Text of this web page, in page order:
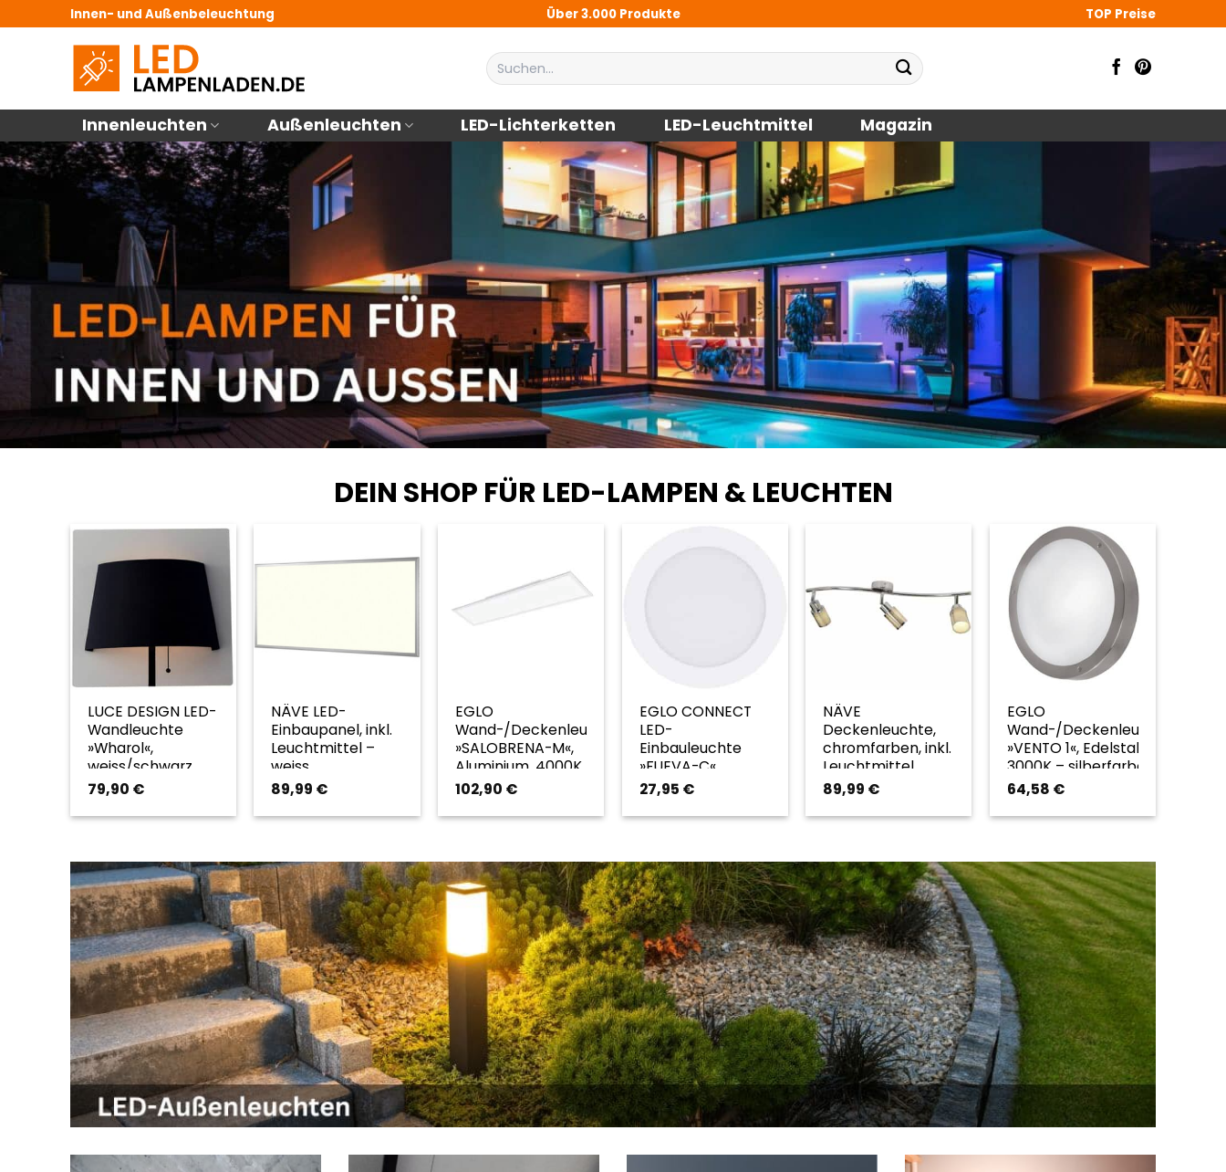
Innen- und Außenbeleuchtung Über 3.000 Produkte TOP Preise
Suchen
nach:
Innenleuchten Außenleuchten LED-Lichterketten LED-Leuchtmittel Magazin
DEIN SHOP FÜR LED-LAMPEN & LEUCHTEN
LUCE DESIGN LED-
Wandleuchte
»Wharol«,
weiss/schwarz,
inkl. Leuchtmittel,
Breite: 25 cm –
schwarz | weiss
79,90 €
NÄVE LED-
Einbaupanel, inkl.
Leuchtmittel –
weiss
89,99 €
EGLO
Wand-/Deckenleuchte
»SALOBRENA-M«,
Aluminium, 4000K –
weiss
102,90 €
EGLO CONNECT
LED-
Einbauleuchte
»FUEVA-C«,
dimmbar, inkl.
Leuchtmittel in
RGBW – weiss
27,95 €
NÄVE
Deckenleuchte,
chromfarben, inkl.
Leuchtmittel,
Breite: 58,5 cm –
silberfarben
89,99 €
EGLO
Wand-/Deckenleuchte
»VENTO 1«, Edelstahl,
3000K – silberfarben
64,58 €